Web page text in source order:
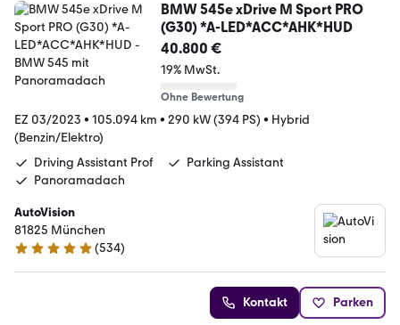
BMW 545e xDrive M Sport PRO
(G30) *A-LED*ACC*AHK*HUD
40.800 €
19% MwSt.
Ohne Bewertung
EZ 03/2023 • 105.094 km • 290 kW (394 PS) • Hybrid
(Benzin/Elektro)
Driving Assistant Prof
Parking Assistant
Panoramadach
AutoVision
81825 München
4.9 Sterne
(534)
Kontakt Parken